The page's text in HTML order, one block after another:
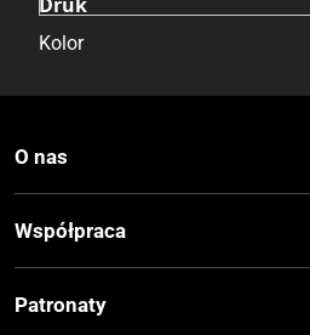
Kolor
Miękka
Format
235x325 mm
O nas
Współpraca
Patronaty